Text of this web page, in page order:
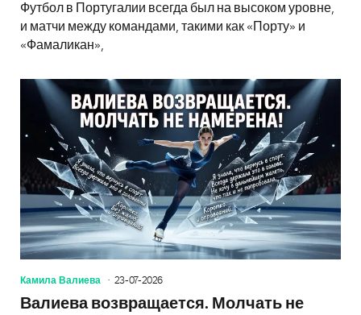
Футбол в Португалии всегда был на высоком уровне,
и матчи между командами, такими как «Порту» и
«Фамаликан»,
Камила Валиева 23-07-2026
Валиева возвращается. Молчать не